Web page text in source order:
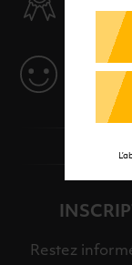
Des
Des
Restez